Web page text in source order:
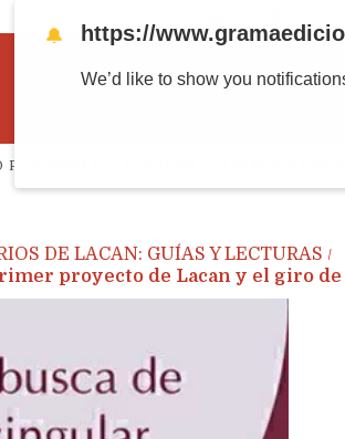
POR TEMAS
DE LACAN: GUÍAS Y LECTURAS /
proyecto de Lacan y el giro
🔔 https://
We’d like to show you